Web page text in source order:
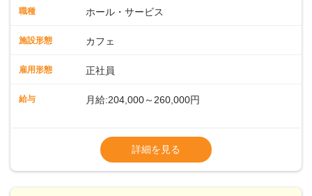
ート体制充実コーヒーの知識から接客マナーまで、先輩スタ
年齢層が活躍しており、チームワークも抜群です。基本マニ
業務に馴染める環境です。「カフェの接客は初めて」という
ッフとして経験を積んだ後、店長を目指してみませんか。売
よ♪あなたも、無理なくステップアップできる環境で、少しず
つ成長していきませんか？
職種 ホール・サービス
施設形態 カフェ
雇用形態 正社員
給与 月給:204,000～260,000円
ます・東日本エリア：月給21万4000～27万
※経験・スキルを考慮の上、決定します。
※別途、残業代および各種手当あり
詳細を見る